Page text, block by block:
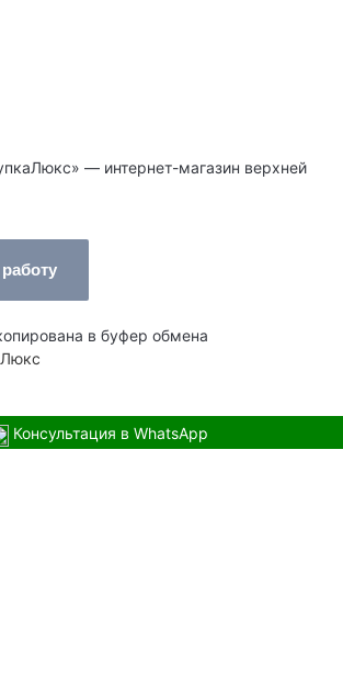
— интернет-магазин верхней
в буфер обмена
Консультация в WhatsApp